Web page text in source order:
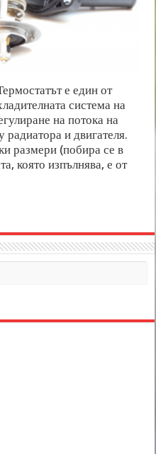
е един от
система на
на потока на
и двигателя.
размери (побира се в
която изпълнява, е от